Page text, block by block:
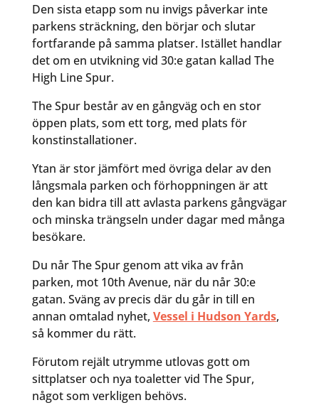
Den sista etapp som nu invigs påverkar inte
parkens sträckning, den börjar och slutar
fortfarande på samma platser. Istället handlar
det om en utvikning vid 30:e gatan kallad The
High Line Spur.
The Spur består av en gångväg och en stor
öppen plats, som ett torg, med plats för
konstinstallationer.
Ytan är stor jämfört med övriga delar av den
långsmala parken och förhoppningen är att
den kan bidra till att avlasta parkens gångvägar
och minska trängseln under dagar med många
besökare.
Du når The Spur genom att vika av från
parken, mot 10th Avenue, när du når 30:e
gatan. Sväng av precis där du går in till en
annan omtalad nyhet, Vessel i Hudson Yards,
så kommer du rätt.
Förutom rejält utrymme utlovas gott om
sittplatser och nya toaletter vid The Spur,
något som verkligen behövs.